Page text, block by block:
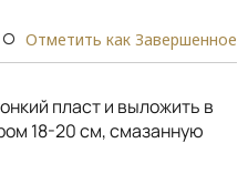
Отметить как Завершенное
пласт и выложить в
18-20 см, смазанную